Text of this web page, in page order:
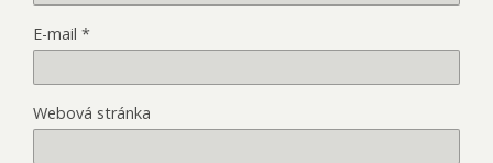
E-mail *
Webová stránka